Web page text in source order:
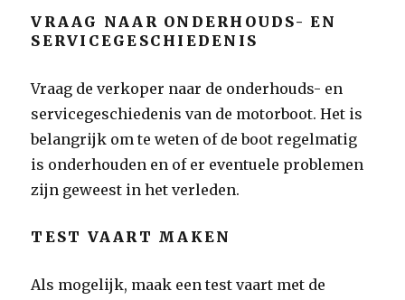
VRAAG NAAR ONDERHOUDS- EN
SERVICEGESCHIEDENIS
Vraag de verkoper naar de onderhouds- en
servicegeschiedenis van de motorboot. Het is
belangrijk om te weten of de boot regelmatig
is onderhouden en of er eventuele problemen
zijn geweest in het verleden.
TEST VAART MAKEN
Als mogelijk, maak een test vaart met de